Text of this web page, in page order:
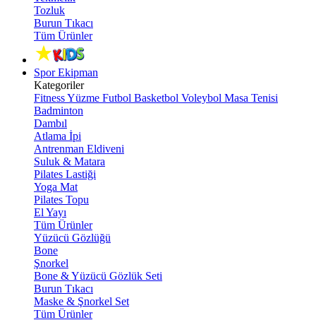
Tozluk
Burun Tıkacı
Tüm Ürünler
Spor Ekipman
Kategoriler
FitnessYüzme Futbol Basketbol Voleybol Masa Tenisi
Badminton
Dambıl
Atlama İpi
Antrenman Eldiveni
Suluk & Matara
Pilates Lastiği
Yoga Mat
Pilates Topu
El Yayı
Tüm Ürünler
Yüzücü Gözlüğü
Bone
Şnorkel
Bone & Yüzücü Gözlük Seti
Burun Tıkacı
Maske & Şnorkel Set
Tüm Ürünler